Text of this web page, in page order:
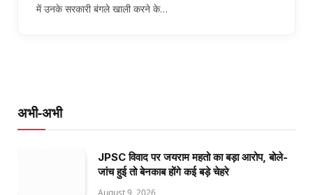
में उनके सरकारी बंगले खाली करने के…
अभी-अभी
JPSC विवाद पर जयराम महतो का बड़ा आरोप, बोले-
जांच हुई तो बेनकाब होंगे कई बड़े चेहरे
August 9, 2026